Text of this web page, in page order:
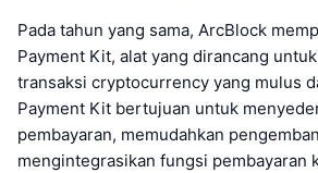
Pada tahun yang sama, ArcBlock
Payment Kit, alat yang dirancang
transaksi cryptocurrency yang mulus
Payment Kit bertujuan untuk
pembayaran, memudahkan
mengintegrasikan fungsi pembayaran